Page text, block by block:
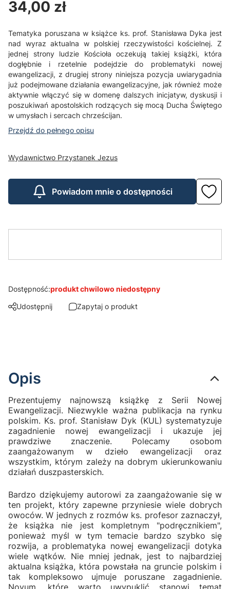
Cena
34,00 zł
Tematyka poruszana w książce ks. prof. Stanisława Dyka jest
nad wyraz aktualna w polskiej rzeczywistości kościelnej. Z
jednej strony ludzie Kościoła oczekują takiej książki, która
dogłębnie i rzetelnie podejdzie do problematyki nowej
ewangelizacji, z drugiej strony niniejsza pozycja uwiarygadnia
już podejmowane działania ewangelizacyjne, jak również może
aktywnie włączyć się w domenę dalszych inicjatyw, dyskusji i
poszukiwań apostolskich rodzących się mocą Ducha Świętego
w umysłach i sercach chrześcijan.
Przejdź do pełnego opisu
Wydawnictwo Przystanek Jezus
Powiadom mnie o dostępności
Dostępność:produkt chwilowo niedostępny
Udostępnij
Zapytaj o produkt
Opis
Prezentujemy najnowszą książkę z Serii Nowej
Ewangelizacji. Niezwykle ważna publikacja na rynku
polskim. Ks. prof. Stanisław Dyk (KUL) systematyzuje
zagadnienie nowej ewangelizacji i ukazuje jej
prawdziwe znaczenie. Polecamy osobom
zaangażowanym w dzieło ewangelizacji oraz
wszystkim, którym zależy na dobrym ukierunkowaniu
działań duszpasterskich.
Bardzo dziękujemy autorowi za zaangażowanie się w
ten projekt, który zapewne przyniesie wiele dobrych
owoców. W jednych z rozmów ks. profesor zaznaczył,
że książka nie jest kompletnym "podręcznikiem",
ponieważ myśl w tym temacie bardzo szybko się
rozwija, a problematyka nowej ewangelizacji dotyka
wiele wątków. Nie mniej jednak, jest to najbardziej
aktualna książka, która powstała na gruncie polskim i
tak kompleksowo ujmuje poruszane zagadnienie.
Novum, które warto uwypuklić stanowi temat